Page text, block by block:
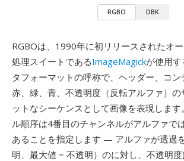
RGBO DBK
RGBOは、1990年に初リリースされたオ
処理スイートであるImageMagickが使用
タフォーマットの呼称で、ヘッダー、コ
赤、緑、青、不透明度（反転アルファ）の
ットなシーケンスとして画像を表現しま
ル順序は4番目のチャンネルがアルファで
あることを指定します — アルファが透過
明、最大値 = 不透明）のに対し、不透明